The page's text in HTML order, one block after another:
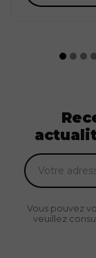
Vous pouvez
veuillez